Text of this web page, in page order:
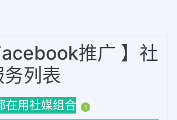
推广 】社
列表
在用社媒组合 1